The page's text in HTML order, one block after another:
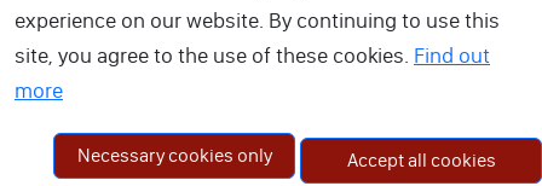
📅 हिंदी कैलेंडर ऐप डाउनलोड करें
experience on our website. By continuing to use this
site, you agree to the use of these cookies. Find out
more
Necessary cookies only Accept all cookies